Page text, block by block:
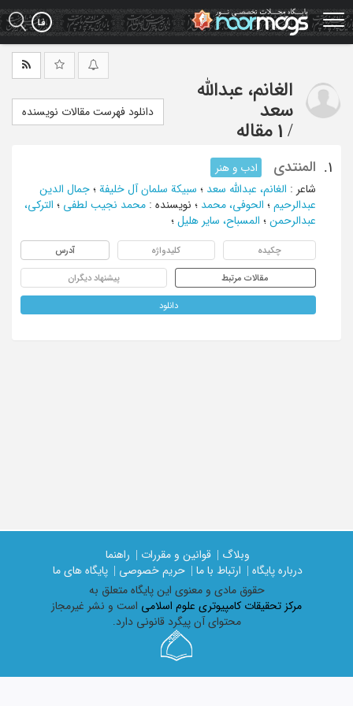
Skip
to
main
الغانم، عبدالله
سعد
/ 1 مقاله
دانلود فهرست مقالات نویسنده
1. المنتدی
ادب و هنر
شاعر : الغانم، عبدالله سعد ؛ سبیکة سلمان آل خلیفة ؛ جمال الدین
عبدالرحیم ؛ الحوفی، محمد ؛ نویسنده : محمد نجیب لطفی ؛ الترکی،
عبدالرحمن ؛ المسباح، سایر هلیل ؛
چکیده کلیدواژه آدرس
مقالات مرتبط پیشنهاد دیگران
دانلود
وبلاگ | قوانین و مقررات |
راهنما
درباره پایگاه |
ارتباط با ما | حریم خصوصی |
پایگاه های ما
حقوق مادی و معنوی اين پايگاه متعلق به
مرکز تحقیقات کامپیوتری علوم اسلامی است و نشر غیرمجاز
محتوای آن پیگرد قانونی دارد.